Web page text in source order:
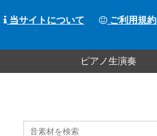
ピアノ生演奏
当サイトについて ご利用規約